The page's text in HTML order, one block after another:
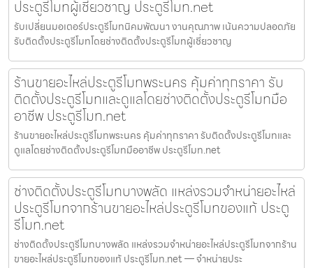
ประตูรีโมทผู้เชี่ยวชาญ ประตูรีโมท.net
รับเปลี่ยนมอเตอร์ประตูรีโมทนิคมพัฒนา งานคุณภาพ เน้นความปลอดภัย
รับติดตั้งประตูรีโมทโดยช่างติดตั้งประตูรีโมทผู้เชี่ยวชาญ
ร้านขายอะไหล่ประตูรีโมทพระนคร คุ้มค่าทุกราคา รับ
ติดตั้งประตูรีโมทและดูแลโดยช่างติดตั้งประตูรีโมทมือ
อาชีพ ประตูรีโมท.net
ร้านขายอะไหล่ประตูรีโมทพระนคร คุ้มค่าทุกราคา รับติดตั้งประตูรีโมทและ
ดูแลโดยช่างติดตั้งประตูรีโมทมืออาชีพ ประตูรีโมท.net
ช่างติดตั้งประตูรีโมทบางพลัด แหล่งรวมจำหน่ายอะไหล่
ประตูรีโมทจากร้านขายอะไหล่ประตูรีโมทของแท้ ประตู
รีโมท.net
ช่างติดตั้งประตูรีโมทบางพลัด แหล่งรวมจำหน่ายอะไหล่ประตูรีโมทจากร้าน
ขายอะไหล่ประตูรีโมทของแท้ ประตูรีโมท.net — จำหน่ายประ